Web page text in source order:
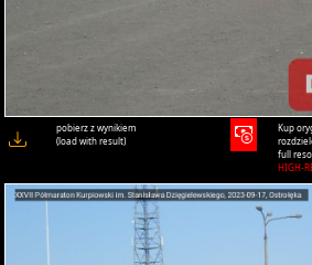
pobierz z wynikiem
(load with result)
Kup
full
HIGH-